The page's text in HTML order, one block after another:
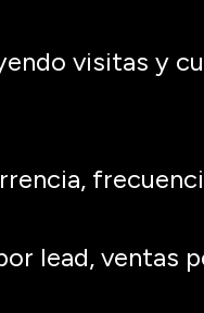
visitas y
lead, ventas